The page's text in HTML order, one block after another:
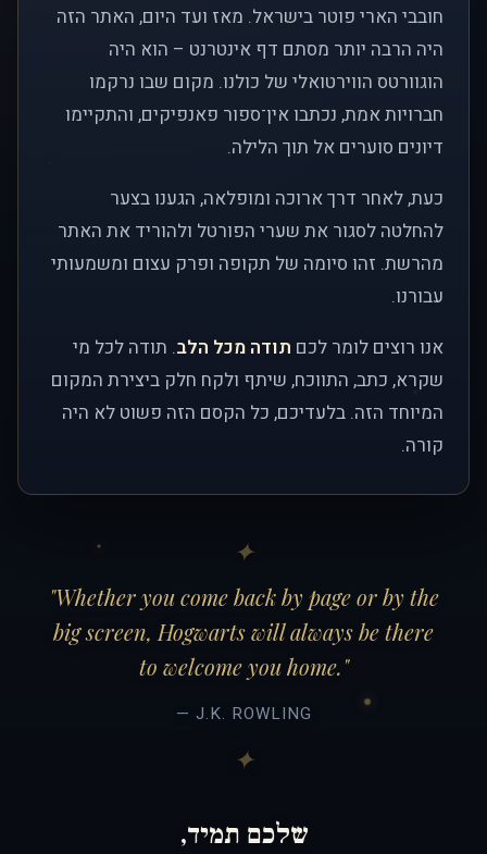
חובבי הארי פוטר בישראל. מאז ועד היום, האתר הזה
היה הרבה יותר מסתם דף אינטרנט – הוא היה
הוגוורטס הווירטואלי של כולנו. מקום שבו נרקמו
חברויות אמת, נכתבו אין־ספור פאנפיקים, והתקיימו
דיונים סוערים אל תוך הלילה.
כעת, לאחר דרך ארוכה ומופלאה, הגענו בצער
להחלטה לסגור את שערי הפורטל ולהוריד את האתר
מהרשת. זהו סיומה של תקופה ופרק עצום ומשמעותי
עבורנו.
אנו רוצים לומר לכם תודה מכל הלב. תודה לכל מי
שקרא, כתב, התווכח, שיתף ולקח חלק ביצירת המקום
המיוחד הזה. בלעדיכם, כל הקסם הזה פשוט לא היה
קורה.
"Whether you come back by page or by the
big screen, Hogwarts will always be there
to welcome you home."
— J.K. ROWLING
שלכם תמיד,